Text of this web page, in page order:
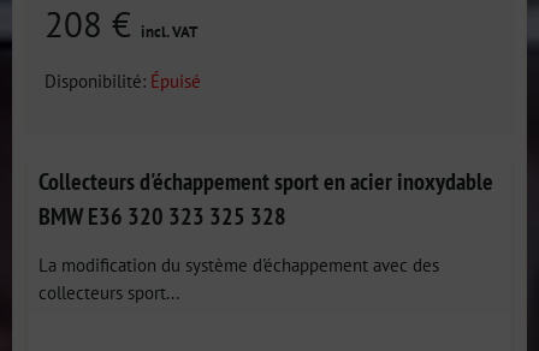
208 € incl. VAT
Disponibilité: Épuisé
Collecteurs d'échappement sport en acier inoxydable
BMW E36 320 323 325 328
La modification du système d'échappement avec des
collecteurs sport...